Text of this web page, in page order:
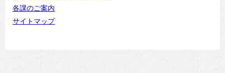
各課のご案内
サイトマップ